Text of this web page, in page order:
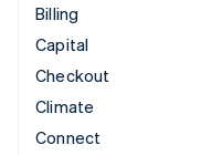
Billing
Capital
Checkout
Climate
Connect